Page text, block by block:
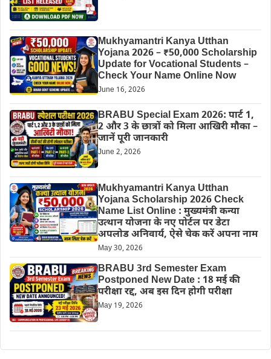
Mukhyamantri Kanya Utthan
Yojana 2026 – ₹50,000 Scholarship
Update for Vocational Students –
Check Your Name Online Now
June 16, 2026
BRABU Special Exam 2026: पार्ट 1,
2 और 3 के छात्रों को मिला आखिरी मौका –
जानें पूरी जानकारी
June 2, 2026
Mukhyamantri Kanya Utthan
Yojana Scholarship 2026 Check
Name List Online : मुख्यमंत्री कन्या
उत्थान योजना के नए पोर्टल पर डेटा
अपलोड अनिवार्य, ऐसे चेक करें अपना नाम
May 30, 2026
BRABU 3rd Semester Exam
Postponed New Date : 18 मई की
परीक्षा रद्द, अब इस दिन होगी परीक्षा
May 19, 2026